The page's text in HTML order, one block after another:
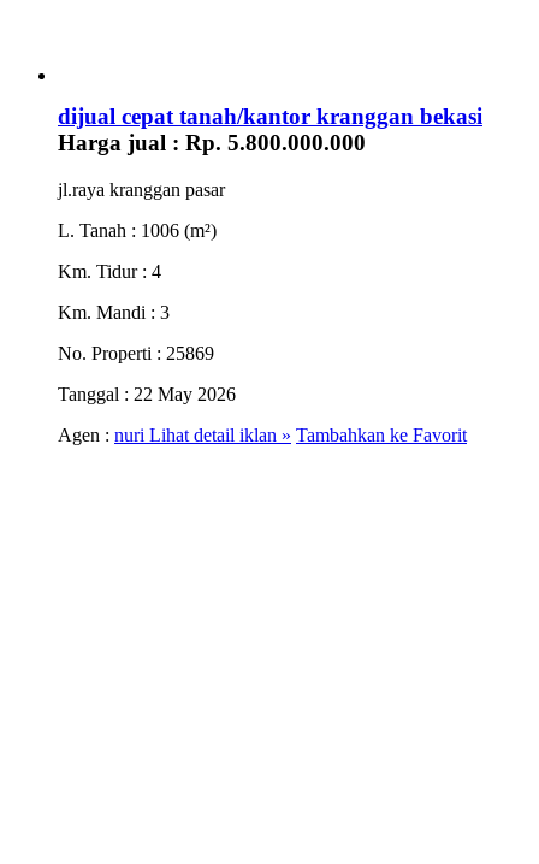
dijual cepat tanah/kantor kranggan bekasi
Harga jual : Rp. 5.800.000.000
jl.raya kranggan pasar
L. Tanah : 1006 (m²)
Km. Tidur : 4
Km. Mandi : 3
No. Properti : 25869
Tanggal : 22 May 2026
Agen : nuri Lihat detail iklan » Tambahkan ke Favorit